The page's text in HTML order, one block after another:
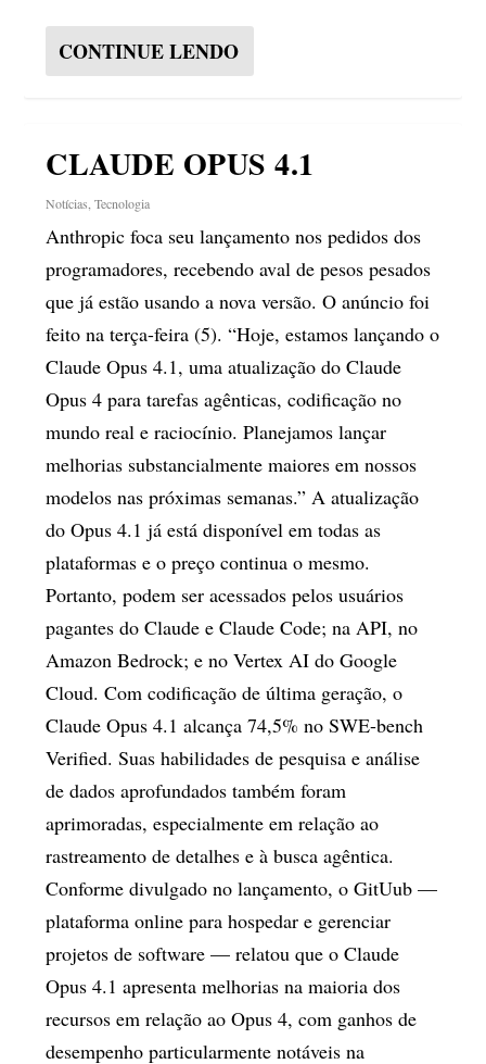
CONTINUE LENDO
CLAUDE OPUS 4.1
Notícias ,Tecnologia
Anthropic foca seu lançamento nos pedidos dos
programadores, recebendo aval de pesos pesados
que já estão usando a nova versão. O anúncio foi
feito na terça-feira (5). “Hoje, estamos lançando o
Claude Opus 4.1, uma atualização do Claude
Opus 4 para tarefas agênticas, codificação no
mundo real e raciocínio. Planejamos lançar
melhorias substancialmente maiores em nossos
modelos nas próximas semanas.” A atualização
do Opus 4.1 já está disponível em todas as
plataformas e o preço continua o mesmo.
Portanto, podem ser acessados pelos usuários
pagantes do Claude e Claude Code; na API, no
Amazon Bedrock; e no Vertex AI do Google
Cloud. Com codificação de última geração, o
Claude Opus 4.1 alcança 74,5% no SWE-bench
Verified. Suas habilidades de pesquisa e análise
de dados aprofundados também foram
aprimoradas, especialmente em relação ao
rastreamento de detalhes e à busca agêntica.
Conforme divulgado no lançamento, o GitUub —
plataforma online para hospedar e gerenciar
projetos de software ­­— relatou que o Claude
Opus 4.1 apresenta melhorias na maioria dos
recursos em relação ao Opus 4, com ganhos de
desempenho particularmente notáveis na